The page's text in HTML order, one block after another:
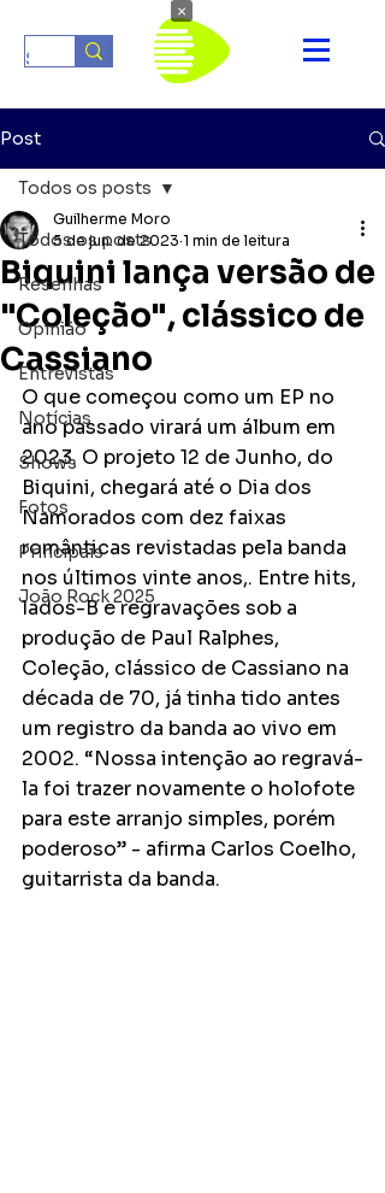
Post
Todos os posts
Resenhas
Opinião
Entrevistas
Notícias
Shows
Fotos
Principais
João Rock 2025
Todos os posts
Biquini lança versão de
"Coleção", clássico de
Cassiano
Guilherme Moro
5 de jun. de 2023 1 min de leitura
O que começou como um EP no
ano passado virará um álbum em
2023. O projeto 12 de Junho, do
Biquini, chegará até o Dia dos
Namorados com dez faixas
românticas revistadas pela banda
nos últimos vinte anos,. Entre hits,
lados-B e regravações sob a
produção de Paul Ralphes,
Coleção, clássico de Cassiano na
década de 70, já tinha tido antes
um registro da banda ao vivo em
2002. “Nossa intenção ao regravá-
la foi trazer novamente o holofote
para este arranjo simples, porém
poderoso” - afirma Carlos Coelho,
guitarrista da banda.
×